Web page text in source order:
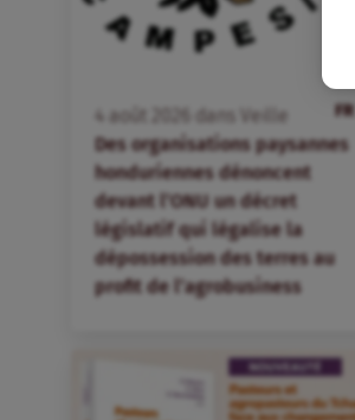
FR
4 août dans
Veille
Des organisations paysannes
honduriennes dénoncent
devant l’ONU un décret
législatif qui légalise la
dépossession des terres au
profit de l’agrobusiness